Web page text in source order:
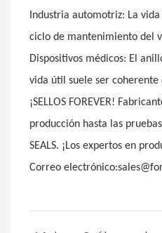
Industria automotriz: La
ciclo de mantenimiento del
Dispositivos médicos: El
vida útil suele ser
¡SELLOS FOREVER!
producción hasta las
SEALS. ¡Los expertos en
Correo